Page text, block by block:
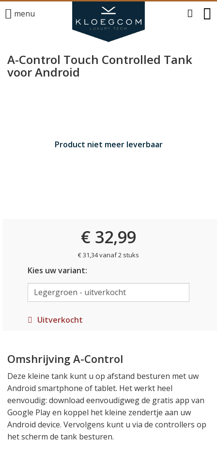
menu
A-Control Touch Controlled Tank
voor Android
Product niet meer leverbaar
€ 32,99
€ 31,34 vanaf 2 stuks
Kies uw variant:
Uitverkocht
Omshrijving A-Control
Deze kleine tank kunt u op afstand besturen met uw
Android smartphone of tablet. Het werkt heel
eenvoudig: download eenvoudigweg de gratis app van
Google Play en koppel het kleine zendertje aan uw
Android device. Vervolgens kunt u via de controllers op
het scherm de tank besturen.